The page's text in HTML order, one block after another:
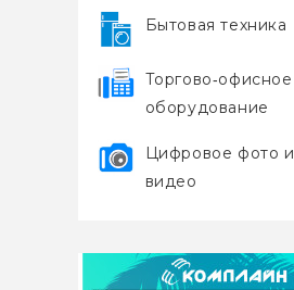
Бытовая техника
Торгово‑офисное
оборудование
Цифровое фото и
видео